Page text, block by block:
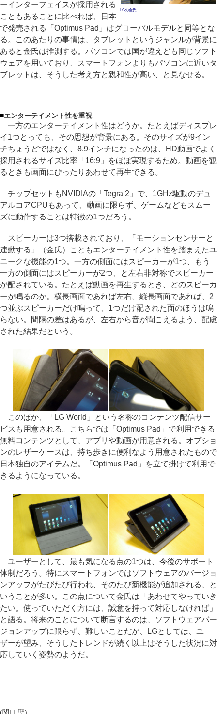
LGの金氏
ーインターフェイスが採用される
こともあることに比べれば、日本
で発売される「Optimus Pad」はグローバルモデルと同等とな
る。このあたりの事情は、タブレットというジャンルが背景に
あると金氏は推測する。パソコンでは国が違えども同じソフト
ウェアを用いており、スマートフォンよりもパソコンに近いタ
ブレットは、そうした考え方と親和性が高い、と見なせる。
■エンターテイメント性を重視
一方のエンターテイメント性はどうか。たとえばディスプレ
イ1つとっても、その思想が背景にある。そのサイズが9イン
チちょうどではなく、8.9インチになったのは、HD動画でよく
採用されるサイズ比率「16:9」をほぼ実現するため。動画を観
るときも画面にぴったりあわせて再生できる。
チップセットもNVIDIAの「Tegra 2」で、1GHz駆動のデュ
アルコアCPUもあって、動画に限らず、ゲームなどもスムー
ズに動作することは特徴の1つだろう。
スピーカーは3つ搭載されており、「モーションセンサーと
連動する」（金氏）こともエンターテイメント性を踏まえたユ
ニークな機能の1つ。一方の側面にはスピーカーが1つ、もう
一方の側面にはスピーカーが2つ、と左右非対称でスピーカー
が配されている。たとえば動画を再生するとき、どのスピーカ
ーが鳴るのか。横長画面であれば左右、縦長画面であれば、2
つ並ぶスピーカーだけ鳴って、1つだけ配された面のほうは鳴
らない。間隔の差はあるが、左右から音が聞こえるよう、配慮
された結果だという。
このほか、「LG World」という名称のコンテンツ配信サー
ビスも用意される。こちらでは「Optimus Pad」で利用できる
無料コンテンツとして、アプリや動画が用意される。オプショ
ンのレザーケースは、持ち歩きに便利なよう用意されたもので
日本独自のアイテムだ。「Optimus Pad」を立て掛けて利用で
きるようになっている。
ユーザーとして、最も気になる点の1つは、今後のサポート
体制だろう。特にスマートフォンではソフトウェアのバージョ
ンアップがたびたび行われ、そのたび新機能が追加される、と
いうことが多い。この点について金氏は「あわせてやっていき
たい。使っていただく方には、誠意を持って対応しなければ」
と語る。将来のことについて断言するのは、ソフトウェアバー
ジョンアップに限らず、難しいことだが、LGとしては、ユー
ザーが望み、そうしたトレンドが続く以上はそうした状況に対
応していく姿勢のようだ。
(関口 聖)